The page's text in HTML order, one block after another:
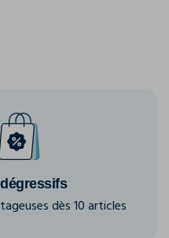
dès 10 articles